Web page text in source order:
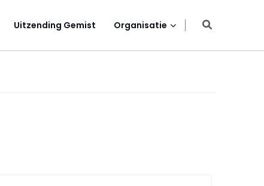
Uitzending Gemist Organisatie